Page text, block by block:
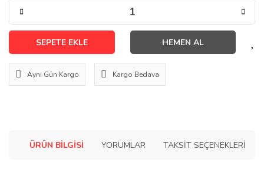
SEPETE EKLE HEMEN AL
Aynı Gün Kargo Kargo Bedava
ÜRÜN BILGISI YORUMLAR TAKSIT SEÇENEKLERI